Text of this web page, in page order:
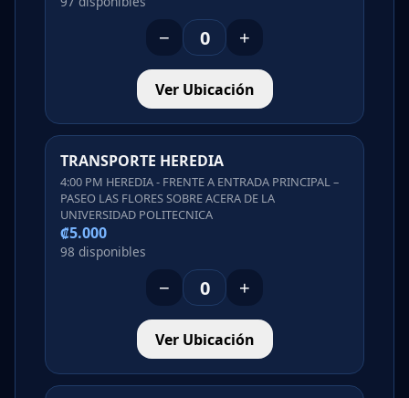
− +
Ver Ubicación
TRANSPORTE HEREDIA
4:00 PM HEREDIA - FRENTE A ENTRADA PRINCIPAL –
PASEO LAS FLORES SOBRE ACERA DE LA
UNIVERSIDAD POLITECNICA
₡5.000
98 disponibles
− +
Ver Ubicación